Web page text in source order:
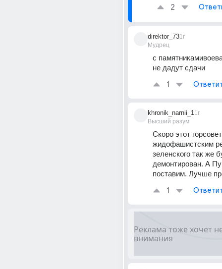
2
direktor_73
Мудрец
1г
с
не дадут сдачи
1
khronik_narnii_1
Высший разум
1г
Скоро этот
жидофашистским
зеленского так же
демонтирован. А
поставим. Лучше
1